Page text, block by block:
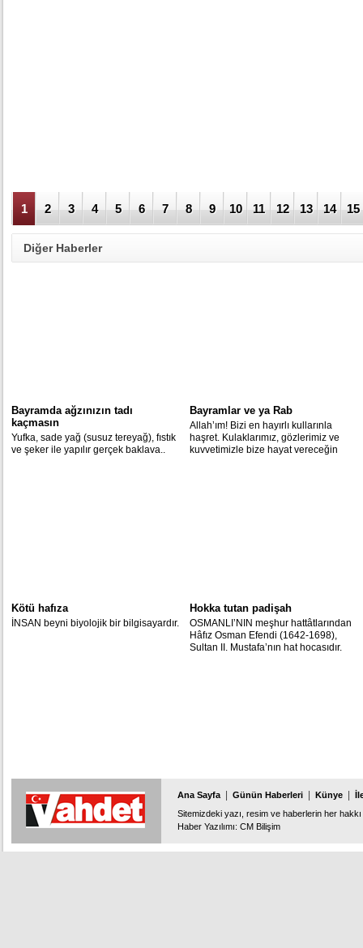
1 2 3 4 5 6 7 8 9 10 11 12 13 14 15
Diğer Haberler
Bayramda ağzınızın tadı
kaçmasın
Yufka, sade yağ (susuz tereyağ), fıstık
ve şeker ile yapılır gerçek baklava..
Bayramlar ve ya Rab
Allah’ım! Bizi en hayırlı kullarınla
haşret. Kulaklarımız, gözlerimiz ve
kuvvetimizle bize hayat vereceğin
Kötü hafıza
İNSAN beyni biyolojik bir bilgisayardır.
Hokka tutan padişah
OSMANLI’NIN meşhur hattâtlarından
Hâfız Osman Efendi (1642-1698),
Sultan II. Mustafa’nın hat hocasıdır.
Ana Sayfa Günün Haberleri Künye
Sitemizdeki yazı, resim ve haberlerin her
Haber Yazılımı: CM Bilişim